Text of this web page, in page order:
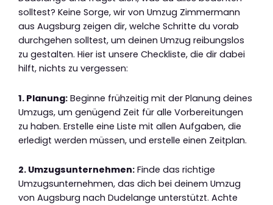
solltest? Keine Sorge, wir von Umzug Zimmermann
aus Augsburg zeigen dir, welche Schritte du vorab
durchgehen solltest, um deinen Umzug reibungslos
zu gestalten. Hier ist unsere Checkliste, die dir dabei
hilft, nichts zu vergessen:
1. Planung: Beginne frühzeitig mit der Planung deines
Umzugs, um genügend Zeit für alle Vorbereitungen
zu haben. Erstelle eine Liste mit allen Aufgaben, die
erledigt werden müssen, und erstelle einen Zeitplan.
2. Umzugsunternehmen: Finde das richtige
Umzugsunternehmen, das dich bei deinem Umzug
von Augsburg nach Dudelange unterstützt. Achte